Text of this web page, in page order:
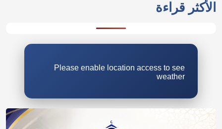
الأكثر قراءة
Please enable location access to see
weather